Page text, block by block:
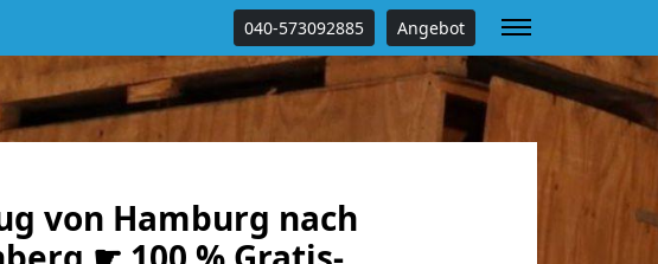
040-573092885 Angebot
von Hamburg nach